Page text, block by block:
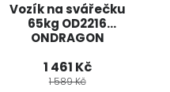
Vozík na svářečku
65kg OD2216
ONDRAGON
1 461 Kč
1 589 Kč